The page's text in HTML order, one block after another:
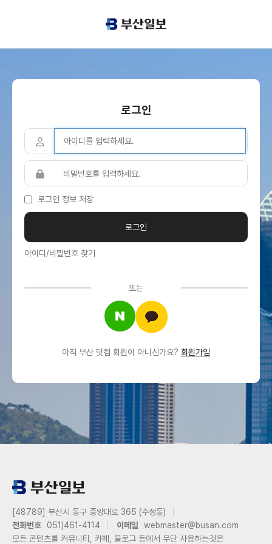
로그인
로그인 정보 저장
아이디/비밀번호 찾기
또는
아직 부산 닷컴 회원이 아니신가요? 회원가입
[48789] 부산시 동구 중앙대로 365 (수정동)
전화번호
051)461-4114 이메일
webmaster@busan.com
모든 콘텐츠를 커뮤니티, 카페, 블로그 등에서 무단 사용하는것은